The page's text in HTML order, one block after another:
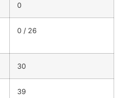
0
0 / 26
30
39